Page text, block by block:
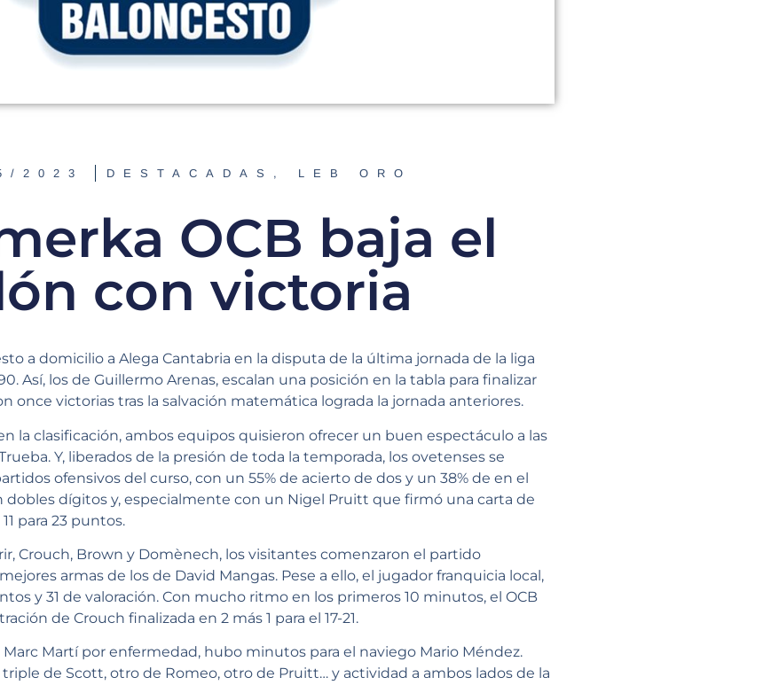
2023 DESTACADAS , LEB ORO
OCB baja el
con victoria
a domicilio a Alega Cantabria en la disputa de la última jornada de la liga
Así, los de Guillermo Arenas, escalan una posición en la tabla para finalizar
once victorias tras la salvación matemática lograda la jornada anteriores.
la clasificación, ambos equipos quisieron ofrecer un buen espectáculo a las
Y, liberados de la presión de toda la temporada, los ovetenses se
ofensivos del curso, con un 55% de acierto de dos y un 38% de en el
dobles dígitos y, especialmente con un Nigel Pruitt que firmó una carta de
para 23 puntos.
Crouch, Brown y Domènech, los visitantes comenzaron el partido
armas de los de David Mangas. Pese a ello, el jugador franquicia local,
y 31 de valoración. Con mucho ritmo en los primeros 10 minutos, el OCB
de Crouch finalizada en 2 más 1 para el 17-21.
Marc Martí por enfermedad, hubo minutos para el naviego Mario Méndez.
de Scott, otro de Romeo, otro de Pruitt… y actividad a ambos lados de la